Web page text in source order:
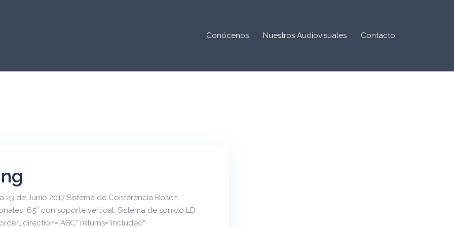
Conócenos Nuestros Audiovisuales Contacto
de Junio 2017 Sistema de Conferencia Bosch
65″ con soporte vertical. Sistema de sonido LD
returns=”included”